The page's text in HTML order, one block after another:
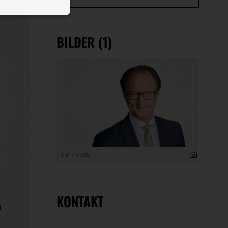
BILDER (1)
1 417 x 886
KONTAKT
der
auf Ihrem